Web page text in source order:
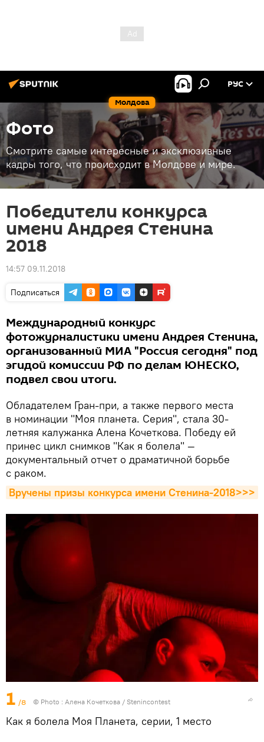
Молдова
РУС
Фото
Смотрите самые интересные и эксклюзивные
кадры того, что происходит в Молдове и мире.
Победители конкурса
имени Андрея Стенина
2018
14:57 09.11.2018
Подписаться
Международный конкурс
фотожурналистики имени Андрея Стенина,
организованный МИА "Россия сегодня" под
эгидой комиссии РФ по делам ЮНЕСКО,
подвел свои итоги.
Обладателем Гран-при, а также первого места
в номинации "Моя планета. Серия", стала 30-
летняя калужанка Алена Кочеткова. Победу ей
принес цикл снимков "Как я болела" —
документальный отчет о драматичной борьбе
с раком.
Вручены призы конкурса имени Стенина-2018>>>
1 /8 © Photo : Алена Кочеткова / Stenincontest
Как я болела Моя Планета, серии, 1 место